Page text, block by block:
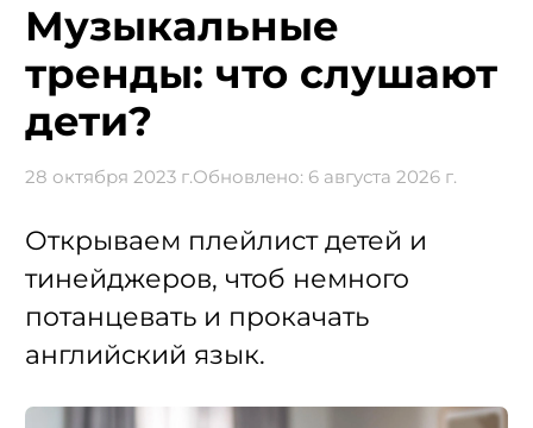
Музыкальные
тренды: что слушают
дети?
28 октября 2023 г.Обновлено: 6 августа 2026 г.
Открываем плейлист детей и
тинейджеров, чтоб немного
потанцевать и прокачать
английский язык.